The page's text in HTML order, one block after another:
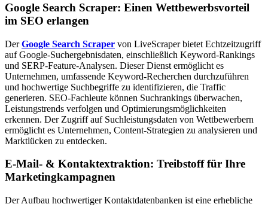
Google Search Scraper: Einen Wettbewerbsvorteil
im SEO erlangen
DerGoogle Search Scraper von LiveScraper bietet Echtzeitzugriff
auf Google-Suchergebnisdaten, einschließlich Keyword-Rankings
und SERP-Feature-Analysen. Dieser Dienst ermöglicht es
Unternehmen, umfassende Keyword-Recherchen durchzuführen
und hochwertige Suchbegriffe zu identifizieren, die Traffic
generieren. SEO-Fachleute können Suchrankings überwachen,
Leistungstrends verfolgen und Optimierungsmöglichkeiten
erkennen. Der Zugriff auf Suchleistungsdaten von Wettbewerbern
ermöglicht es Unternehmen, Content-Strategien zu analysieren und
Marktlücken zu entdecken.
E-Mail- & Kontaktextraktion: Treibstoff für Ihre
Marketingkampagnen
Der Aufbau hochwertiger Kontaktdatenbanken ist eine erhebliche